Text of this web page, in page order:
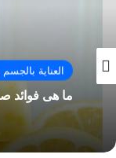
العناية
ما هى فوائد